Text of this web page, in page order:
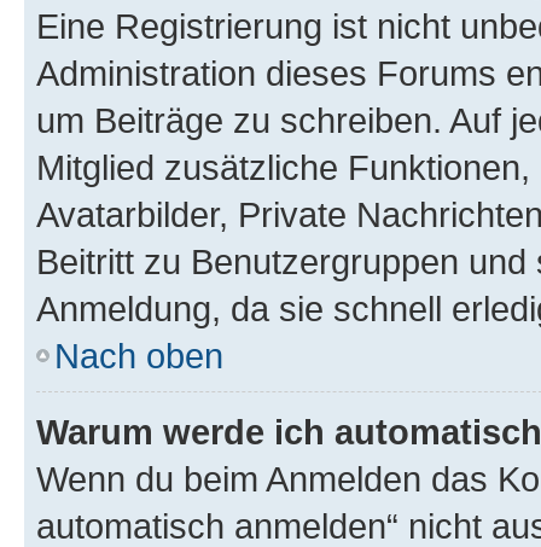
Eine Registrierung ist nicht
Administration dieses Forums
um Beiträge zu schreiben. Auf
Mitglied zusätzliche
Avatarbilder, Private
Beitritt zu Benutzergruppen
Anmeldung, da sie schnell
Nach oben
Warum werde ich
Wenn du beim Anmelden das
automatisch anmelden“ nicht